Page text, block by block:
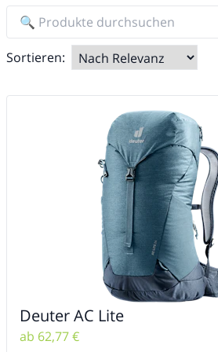
Sortieren:
Deuter AC Lite
ab 62,77 €